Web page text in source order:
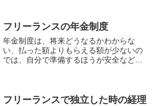
ければいけません。特例として、半年分
をまとめて納める方...
フリーランスの年金制度
年金制度は、将来どうなるかわからな
い、払った額よりもらえる額が少ないの
では、自分で準備するほうが安全など、
で、年金についてはあまり意...
フリーランスで独立した時の経理